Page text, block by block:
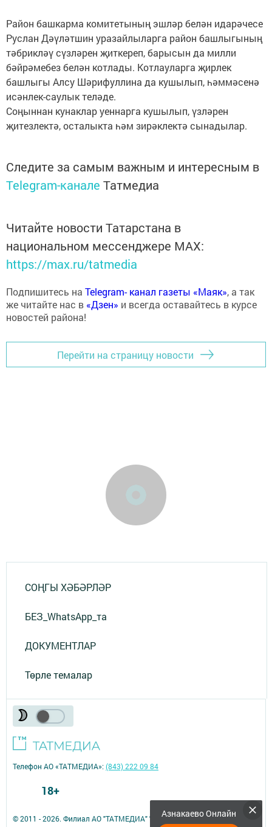
Район башкарма комитетының эшләр белән идарәчесе
Руслан Дәүләтшин уразайлыларга район башлыгының
тәбрикләү сүзләрен җиткереп, барысын да милли
бәйрәмебез белән котлады. Котлауларга җирлек
башлыгы Алсу Шәрифуллина да кушылып, һәммәсенә
исәнлек-саулык теләде.
Соңыннан кунаклар уеннарга кушылып, үзләрен
җитезлектә, осталыкта һәм зирәклектә сынадылар.
Следите за самым важным и интересным в
Telegram-канале Татмедиа
Читайте новости Татарстана в
национальном мессенджере MАХ:
https://max.ru/tatmedia
Подпишитесь на Telegram- канал газеты «Маяк», а так
же читайте нас в «Дзен» и всегда оставайтесь в курсе
новостей района!
Перейти на страницу новости
СОҢГЫ ХӘБӘРЛӘР
БЕЗ_WhatsApp_та
ДОКУМЕНТЛАР
Төрле темалар
Азнакаево Онлайн
© 2011 - 2026. Филиал АО "ТАТМЕДИА" "Азнакаево-информ". Все права
Телефон АО «ТАТМЕДИА»:(843) 222 09 84
18+